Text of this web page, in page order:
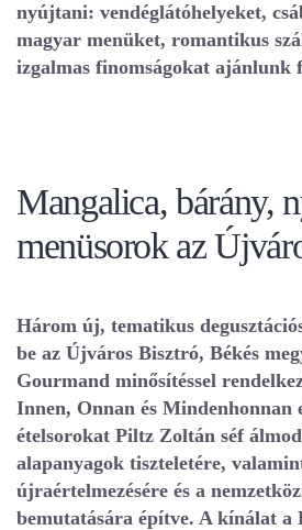
nyújtani: vendéglátóhelyeket,
magyar menüket, romantikus
izgalmas finomságokat ajánlunk
Mangalica, bárány,
menüsorok az
Három új, tematikus
be az Újváros Bisztró, Békés
Gourmand minősítéssel
Innen, Onnan és Mindenhonnan
ételsorokat Piltz Zoltán séf
alapanyagok tiszteletére,
újraértelmezésére és a
bemutatására építve. A kínálat a